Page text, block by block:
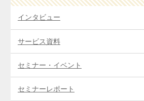
インタビュー
サービス資料
セミナー・イベント
セミナーレポート